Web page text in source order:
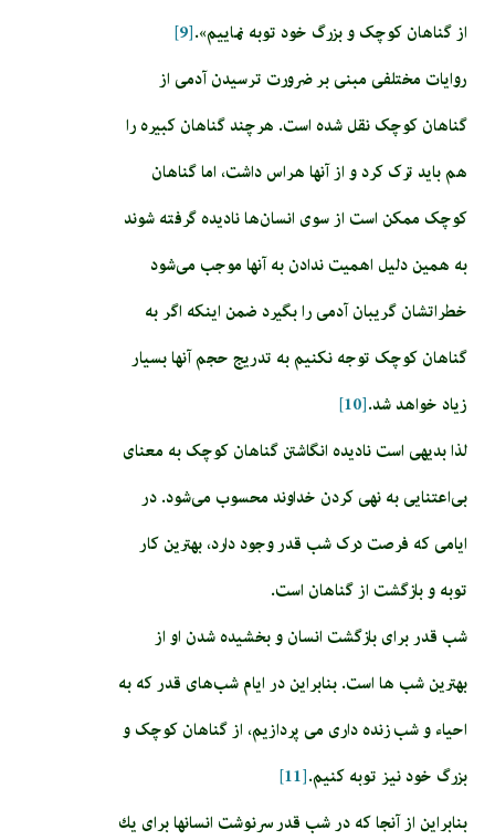
از گناهان کوچک و بزرگ خود توبه نماییم».[9]
روایات مختلفی مبنی بر ضرورت ترسیدن آدمی از
گناهان کوچک نقل شده است. هرچند گناهان کبیره را
هم باید ترک کرد و از آنها هراس داشت، اما گناهان
کوچک ممکن است از سوی انسان‌ها نادیده گرفته شوند
به همین دلیل اهمیت ندادن به آنها موجب می‌شود
خطراتشان گریبان آدمی را بگیرد ضمن اینکه اگر به
گناهان کوچک توجه نکنیم به تدریج حجم آنها بسیار
زیاد خواهد شد.[10]
لذا بدیهی است نادیده انگاشتن گناهان کوچک به معنای
بی‌اعتنایی به نهی کردن خداوند محسوب می‌شود. در
ایامی که فرصت درک شب قدر وجود دارد، بهترین کار
توبه و بازگشت از گناهان است.
شب قدر برای بازگشت انسان و بخشیده شدن او از
بهترین شب ها است. بنابراین در ایام شب‌های قدر که به
احیاء و شب زنده داری می پردازیم، از گناهان کوچک و
بزرگ خود نیز توبه کنیم.[11]
بنابراین از آنجا كه در شب قدر سرنوشت انسان­ها براى يك